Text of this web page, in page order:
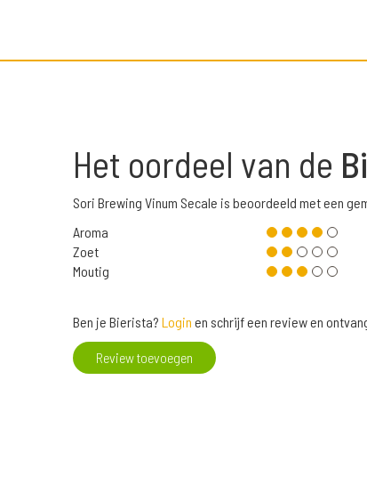
Het oordeel van de
Sori Brewing Vinum Secale is beoordeeld met een
Aroma
Zoet
Moutig
Ben je Bierista? Login en schrijf een review en
Review toevoegen